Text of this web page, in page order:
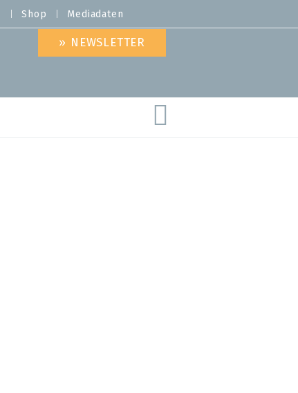
Shop Mediadaten
» NEWSLETTER